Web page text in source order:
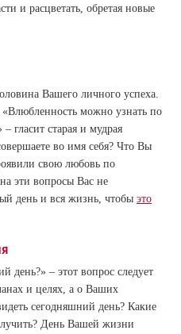
и расцветать, обретая новые
Вашего личного успеха.
«Влюбленность можно узнать по
гласит старая и мудрая
во имя себя? Что Вы
свою любовь по
эти вопросы Вас не
день и вся жизнь, чтобы это
день?» – этот вопрос следует
и целях, а о Ваших
сегодняшний день? Какие
День Вашей жизни